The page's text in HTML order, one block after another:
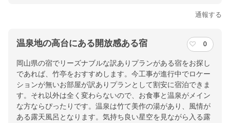
通報する
温泉地の高台にある開放感ある宿 0
岡山県の宿でリーズナブルな訳ありプランがある宿をお探し
であれば、竹亭をおすすめします。今工事が進行中でロケー
ションが無いお部屋が訳ありプランとして割安に宿泊できま
す。それ以外は全く変わらないので、お食事と温泉がメイン
な方ならぴったりです。温泉は竹て美作の湯があり、風情が
ある露天風呂となります。気持ち良い星空を見ながら入る露